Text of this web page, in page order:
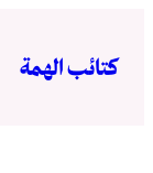
المحتوى
كتائب الهمة